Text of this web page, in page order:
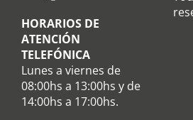
HORARIOS DE
ATENCIÓN
TELEFÓNICA
Lunes a viernes de
08:00hs a 13:00hs y de
14:00hs a 17:00hs.